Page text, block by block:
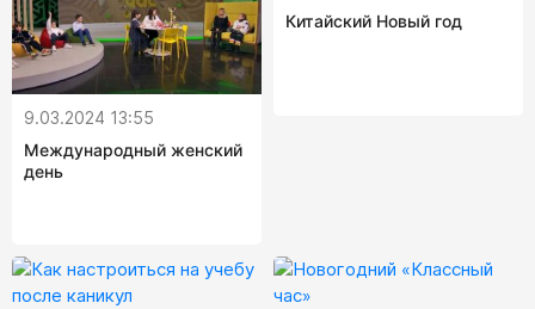
9.03.2024 13:55
Международный женский
день
Китайский Новый год